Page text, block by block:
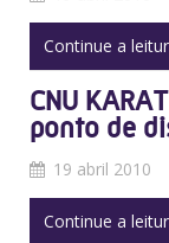
Continue a
CNU
ponto de
19 abril 2010
Continue a